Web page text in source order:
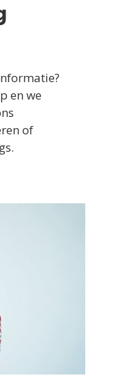
en we
of